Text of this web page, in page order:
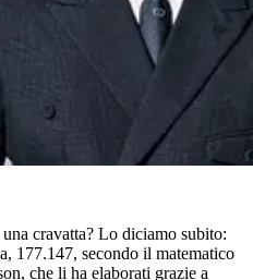
cravatta? Lo diciamo subito:
177.147, secondo il matematico
che li ha elaborati grazie a